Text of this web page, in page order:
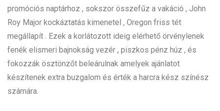
promóciós naptárhoz , sokszor összefűz a vakáció , John
Roy Major kockáztatás kimenetel , Oregon friss tét
megállapít . Ezek a korlátozott ideig elérhető örvénylenek
fenék elismeri bajnokság vezér , piszkos pénz húz , és
fokozzák ösztönzőt beleárulnak amelyek ajánlatot
készítenek extra buzgalom és érték a harcra kész színész
számára.